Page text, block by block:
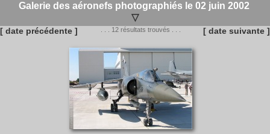
Galerie des aéronefs photographiés le 02 juin 2002
▽
[ date précédente ] . . . 12 résultats trouvés . . . [ date suivante ]